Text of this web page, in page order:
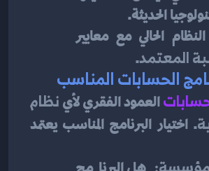
الحديثة.
الحالي مع معايير
المعتمد.
الحسابات المناسب
العمود الفقري لأي